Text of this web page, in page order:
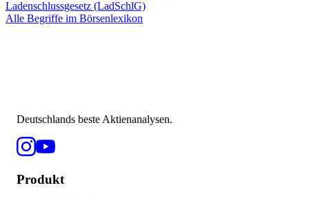
Ladenschlussgesetz (LadSchlG)
Alle Begriffe im Börsenlexikon
Deutschlands beste Aktienanalysen.
Produkt